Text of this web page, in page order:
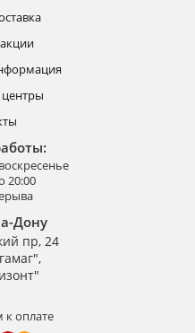
20:00
Дону
пр, 24
оплате